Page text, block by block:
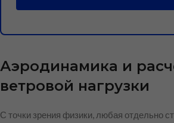
Аэродинамика и
ветровой нагрузки
С точки зрения физики, любая отдельно